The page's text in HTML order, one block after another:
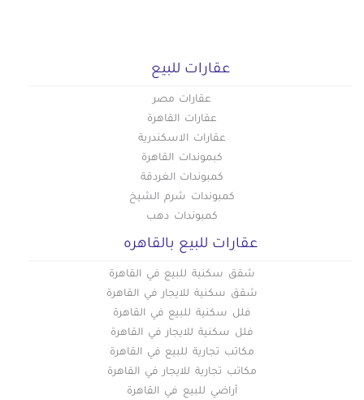
عقارات للبيع
عقارات مصر
عقارات القاهرة
عقارات الاسكندرية
كبموندات القاهرة
كمبوندات الغردقة
كمبوندات شرم الشيخ
كمبوندات دهب
عقارات للبيع بالقاهره
شقق سكنية للبيع في القاهرة
شقق سكنية للايجار في القاهرة
فلل سكنية للبيع في القاهرة
فلل سكنية للايجار في القاهرة
مكاتب تجارية للبيع في القاهرة
مكاتب تجارية للايجار في القاهرة
أراضي للبيع في القاهرة